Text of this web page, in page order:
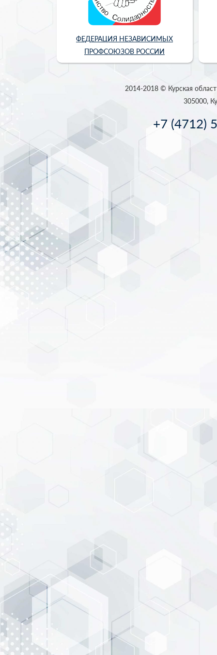
ФЕДЕРАЦИЯ НЕЗАВИСИМЫХ
ПРОФСОЮЗОВ РОССИИ
2014-2018 © Курская
305000,
+7 (4712)